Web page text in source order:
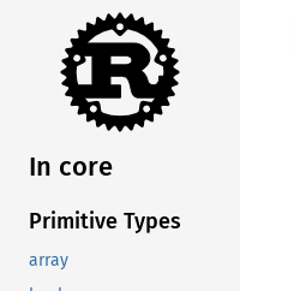
In core
Primitive Types
array